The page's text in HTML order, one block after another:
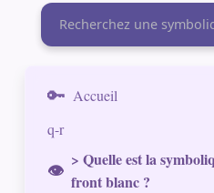
Rechercher
Accueil
q-r
> Quelle est la
front blanc ?